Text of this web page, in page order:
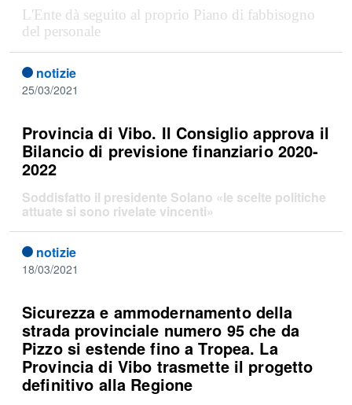
L'Ente dà seguito al proprio Piano di fabbisogno
del personale
notizie
25/03/2021
Provincia di Vibo. Il Consiglio approva il
Bilancio di previsione finanziario 2020-
2022
Soddisfatto il presidente Solano «le scelte politiche
attuate si sono rivelate vincenti»
notizie
18/03/2021
Sicurezza e ammodernamento della
strada provinciale numero 95 che da
Pizzo si estende fino a Tropea. La
Provincia di Vibo trasmette il progetto
definitivo alla Regione